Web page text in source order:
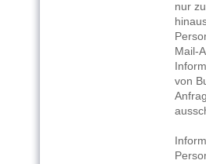
nur
Mail-
von